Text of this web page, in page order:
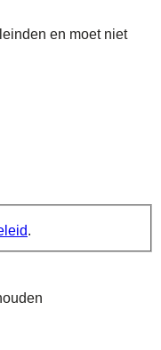
en moet niet
.